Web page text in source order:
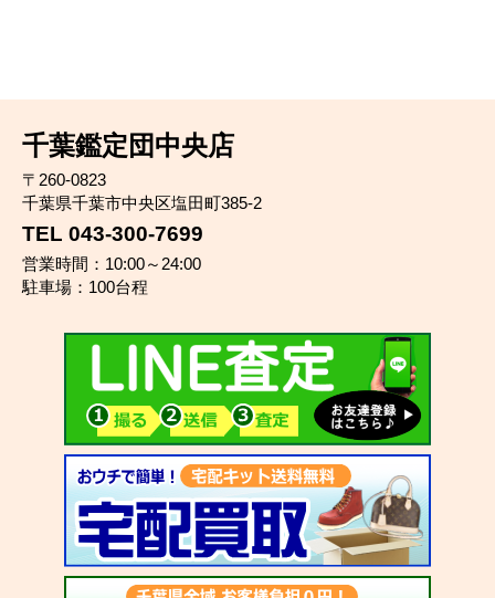
千葉鑑定団中央店
〒260-0823
千葉県千葉市中央区塩田町385-2
TEL 043-300-7699
営業時間：10:00～24:00
駐車場：100台程